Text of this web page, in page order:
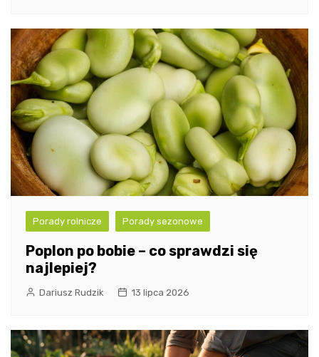
Porady rolnicze Porady sezonowe
Poplon po bobie – co sprawdzi się
najlepiej?
Dariusz Rudzik 13 lipca 2026